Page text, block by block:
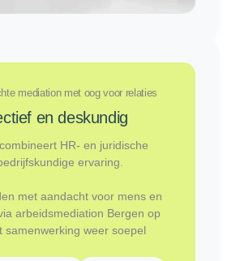
mediation met oog voor relaties
en deskundig
HR- en juridische
ervaring.
met aandacht voor mens en
arbeidsmediation Bergen op
samenwerking weer soepel